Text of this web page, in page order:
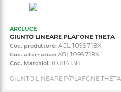
ARCLUCE
GIUNTO LINEARE PLAFONE THETA
Cod. produttore: ACL 1099718X
Cod. alternativo: ARL1099718X
Cod. Marchiol: 10384138
GIUNTO LINEARE P/PLAFONE THETA